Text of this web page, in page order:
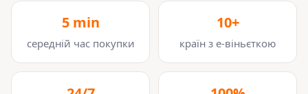
5 min
середній час покупки
10+
країн з е-віньєткою